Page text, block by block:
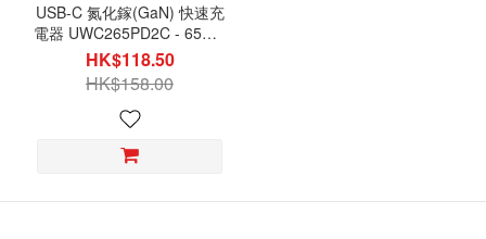
USB-C 氮化鎵(GaN) 快速充
電器 UWC265PD2C - 65W -
with USB-C PD
HK$118.50
HK$158.00